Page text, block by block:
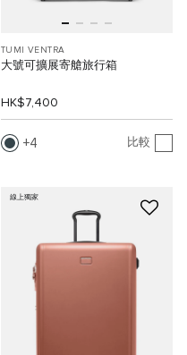
TUMI VENTRA
大號可擴展寄艙旅行箱
HK$7,400
4 比較
線上獨家